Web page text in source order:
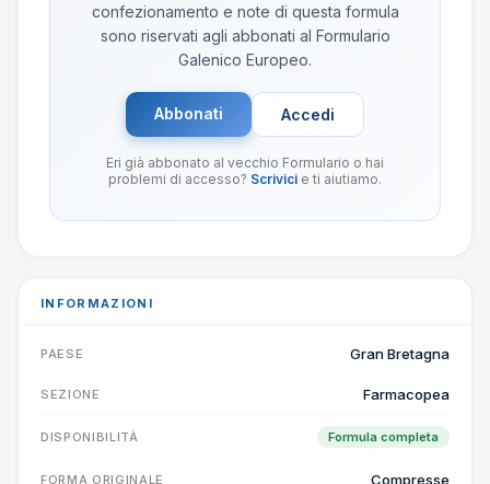
confezionamento e note di questa formula
sono riservati agli abbonati al Formulario
Galenico Europeo.
Abbonati Accedi
Eri già abbonato al vecchio Formulario o hai
problemi di accesso? Scrivici e ti aiutiamo.
INFORMAZIONI
PAESE Gran Bretagna
SEZIONE Farmacopea
DISPONIBILITÀ Formula completa
FORMA ORIGINALE Compresse